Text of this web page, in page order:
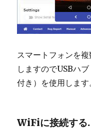
スマートフォンを
しますのでUSBハ
付き）を使用します
WiFiに接続する.